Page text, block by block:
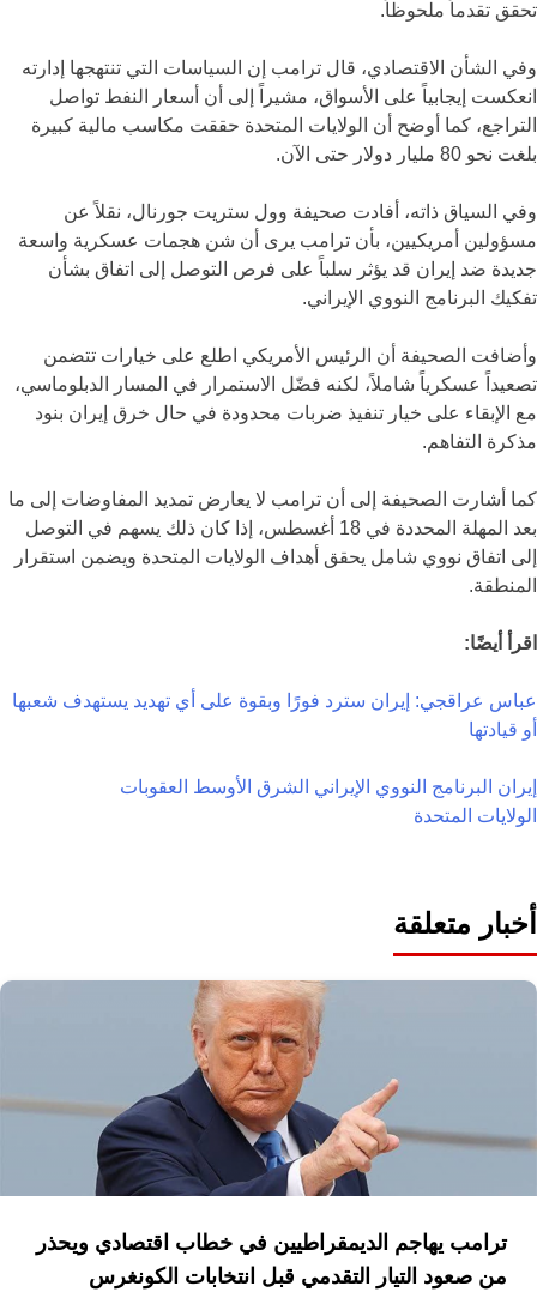
تحقق تقدماً ملحوظاً.
وفي الشأن الاقتصادي، قال ترامب إن السياسات التي تنتهجها إدارته
انعكست إيجابياً على الأسواق، مشيراً إلى أن أسعار النفط تواصل
التراجع، كما أوضح أن الولايات المتحدة حققت مكاسب مالية كبيرة
بلغت نحو 80 مليار دولار حتى الآن.
وفي السياق ذاته، أفادت صحيفة وول ستريت جورنال، نقلاً عن
مسؤولين أمريكيين، بأن ترامب يرى أن شن هجمات عسكرية واسعة
جديدة ضد إيران قد يؤثر سلباً على فرص التوصل إلى اتفاق بشأن
تفكيك البرنامج النووي الإيراني.
وأضافت الصحيفة أن الرئيس الأمريكي اطلع على خيارات تتضمن
تصعيداً عسكرياً شاملاً، لكنه فضّل الاستمرار في المسار الدبلوماسي،
مع الإبقاء على خيار تنفيذ ضربات محدودة في حال خرق إيران بنود
مذكرة التفاهم.
كما أشارت الصحيفة إلى أن ترامب لا يعارض تمديد المفاوضات إلى ما
بعد المهلة المحددة في 18 أغسطس، إذا كان ذلك يسهم في التوصل
إلى اتفاق نووي شامل يحقق أهداف الولايات المتحدة ويضمن استقرار
المنطقة.
اقرأ أيضًا:
عباس عراقجي: إيران سترد فورًا وبقوة على أي تهديد يستهدف شعبها
أو قيادتها
إيران البرنامج النووي الإيراني الشرق الأوسط العقوبات
الولايات المتحدة
أخبار متعلقة
ترامب يهاجم الديمقراطيين في خطاب اقتصادي ويحذر
من صعود التيار التقدمي قبل انتخابات الكونغرس